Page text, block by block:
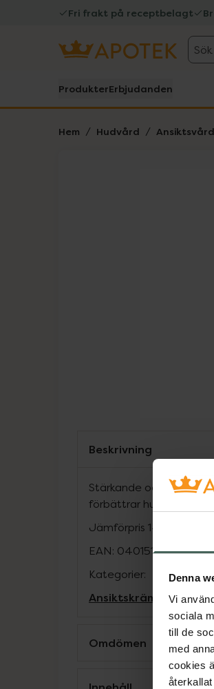
Denna
Vi
sociala
till de
med
cookies
Fri frakt på receptbelagt
Sök
ProdukterErbjudanden
Hem Hudvård Ansiktsvård
Beskrivning
Stärkande och
förbättrar hudbarriären
Jämförpris 14,78 kr
EAN: 04015165345633
Kategorier:
Ansiktskräm
Omdömen